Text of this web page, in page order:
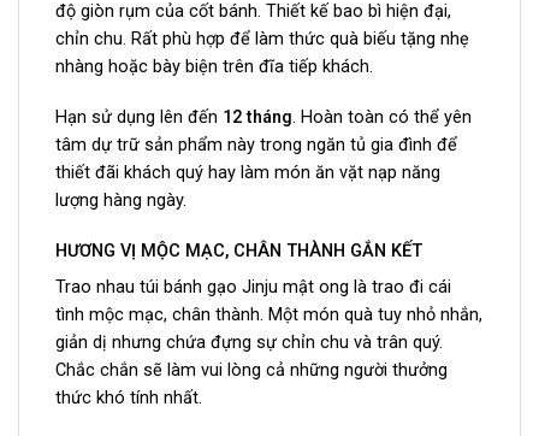
độ giòn rụm của cốt bánh. Thiết kế bao bì hiện đại,
chỉn chu. Rất phù hợp để làm thức quà biếu tặng nhẹ
nhàng hoặc bày biện trên đĩa tiếp khách.
Hạn sử dụng lên đến 12 tháng. Hoàn toàn có thể yên
tâm dự trữ sản phẩm này trong ngăn tủ gia đình để
thiết đãi khách quý hay làm món ăn vặt nạp năng
lượng hàng ngày.
HƯƠNG VỊ MỘC MẠC, CHÂN THÀNH GẮN KẾT
Trao nhau túi bánh gạo Jinju mật ong là trao đi cái
tình mộc mạc, chân thành. Một món quà tuy nhỏ nhắn,
giản dị nhưng chứa đựng sự chỉn chu và trân quý.
Chắc chắn sẽ làm vui lòng cả những người thưởng
thức khó tính nhất.